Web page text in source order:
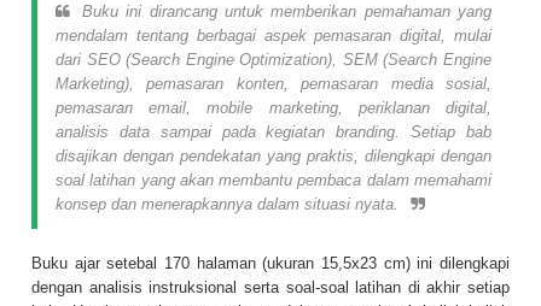
Buku ini dirancang untuk memberikan pemahaman yang
mendalam tentang berbagai aspek pemasaran digital, mulai
dari SEO (Search Engine Optimization), SEM (Search Engine
Marketing), pemasaran konten, pemasaran media sosial,
pemasaran email, mobile marketing, periklanan digital,
analisis data sampai pada kegiatan branding. Setiap bab
disajikan dengan pendekatan yang praktis, dilengkapi dengan
soal latihan yang akan membantu pembaca dalam memahami
konsep dan menerapkannya dalam situasi nyata.
Buku ajar setebal 170 halaman (ukuran 15,5x23 cm) ini dilengkapi
dengan analisis instruksional serta soal-soal latihan di akhir setiap